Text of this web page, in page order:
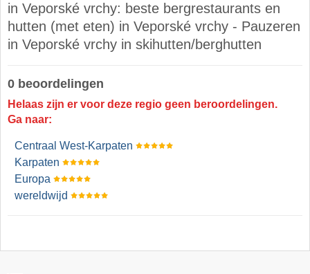
in Veporské vrchy: beste bergrestaurants en
hutten (met eten) in Veporské vrchy - Pauzeren
in Veporské vrchy in skihutten/berghutten
0 beoordelingen
Helaas zijn er voor deze regio geen beroordelingen.
Ga naar:
Centraal West-Karpaten
Karpaten
Europa
wereldwijd